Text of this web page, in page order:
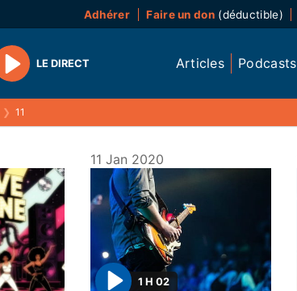
Adhérer Faire un don(déductible)
Play
LE DIRECT Articles Podcasts
❯ 11
11 Jan 2020
1 H 02